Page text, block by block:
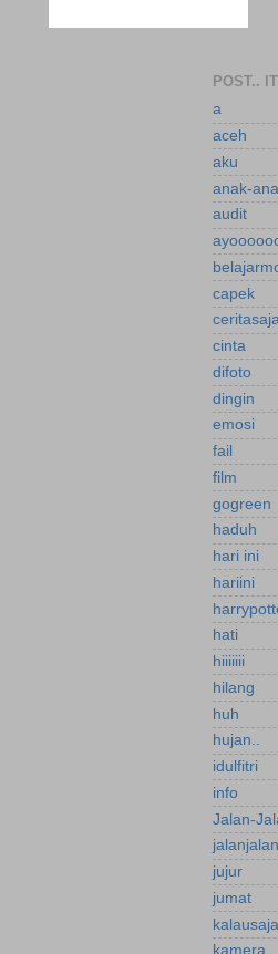
POST..
a
aceh
aku
anak-
audit
capek
cinta
difoto
dingin
emosi
fail
film
gogreen
haduh
hari ini
hariini
hati
hiiiiiii
hilang
huh
hujan..
idulfitri
info
Jalan-
jalanjalan
jujur
jumat
kalausaja
kamera